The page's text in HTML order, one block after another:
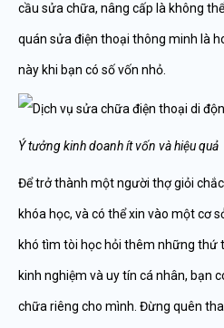
cầu sửa chữa, nâng cấp là không
quán sửa điện thoại thông minh là
này khi bạn có số vốn nhỏ.
Ý tưởng kinh doanh ít vốn và hiệu quả
Để trở thành một người thợ giỏi
khóa học, và có thể xin vào một cơ
khó tìm tòi học hỏi thêm những thứ
kinh nghiệm và uy tín cá nhân, bạn
chữa riêng cho mình. Đừng quên